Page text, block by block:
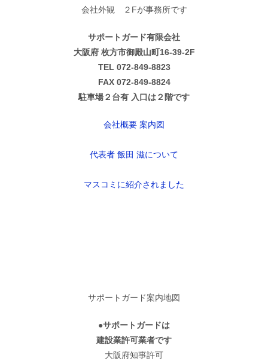
会社外観 ２Fが事務所です
サポートガード有限会社
大阪府 枚方市御殿山町16-39-2F
TEL 072-849-8823
FAX 072-849-8824
駐車場２台有 入口は２階です
会社概要 案内図
代表者 飯田 滋について
マスコミに紹介されました
サポートガード案内地図
●サポートガードは
建設業許可業者です
大阪府知事許可